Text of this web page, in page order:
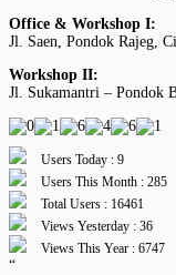
Office & Workshop I:
Jl. Saen, Pondok Rajeg,
Workshop II:
Jl. Sukamantri – Pondok
Users Today : 9
Users This Month : 285
Total Users : 16461
Views Yesterday : 36
Views This Year : 6747
“